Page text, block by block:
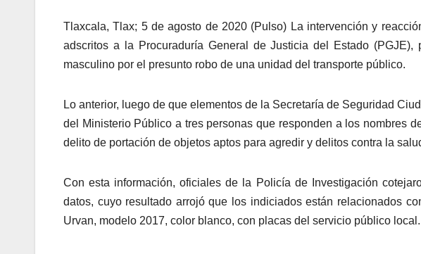
Tlaxcala, Tlax; 5 de agosto de 2020 (Pulso) La intervención y
adscritos a la Procuraduría General de Justicia del Estado
masculino por el presunto robo de una unidad del transporte público.
Lo anterior, luego de que elementos de la Secretaría de Seguridad
del Ministerio Público a tres personas que responden a los nombres
delito de portación de objetos aptos para agredir y delitos contra la
Con esta información, oficiales de la Policía de Investigación
datos, cuyo resultado arrojó que los indiciados están relacionados
Urvan, modelo 2017, color blanco, con placas del servicio público local.